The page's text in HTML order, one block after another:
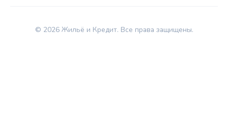
© 2026 Жильё и Кредит. Все права защищены.